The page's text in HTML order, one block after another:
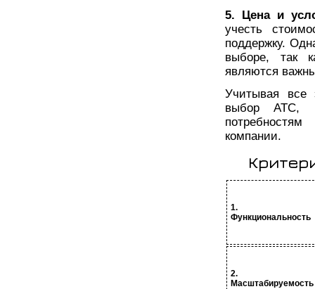
5. Цена и
учесть
поддержку.
выборе, так
являются
Учитывая все
выбор АТС,
компании.
1.
Функциональность
2.
Масштабируемость